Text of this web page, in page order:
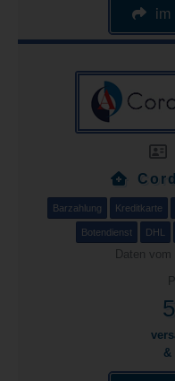
Barzahlung Kreditkarte
Botendienst DHL
Daten
&